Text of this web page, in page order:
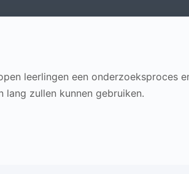
leerlingen een onderzoeksproces
lang zullen kunnen gebruiken.